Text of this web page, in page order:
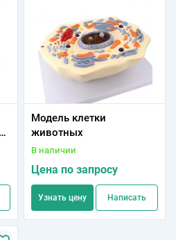
Модель клетки
животных
В наличии
Цена по запросу
Узнать цену Написать